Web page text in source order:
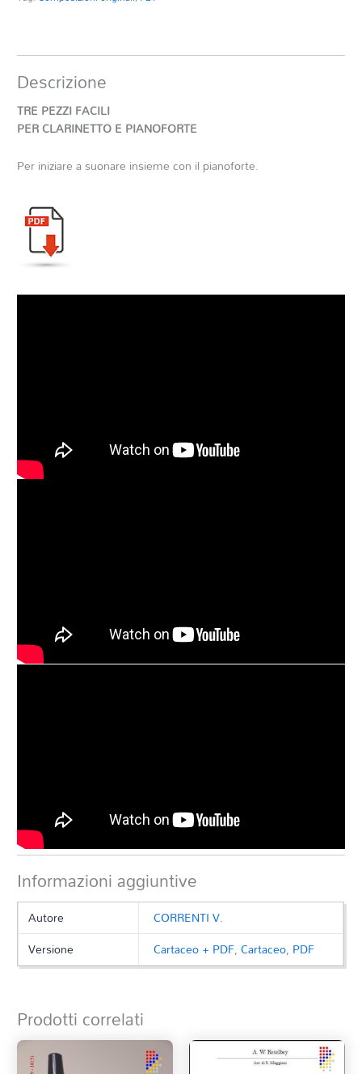
Descrizione
TRE PEZZI FACILI
PER CLARINETTO E PIANOFORTE
Per iniziare a suonare insieme con il pianoforte.
Informazioni aggiuntive
Autore
CORRENTI V.
Versione
Cartaceo + PDF,Cartaceo, PDF
Prodotti correlati